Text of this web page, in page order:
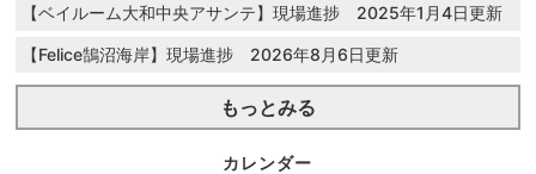
【ベイルーム大和中央アサンテ】現場進捗 2025年1月4日更新
【Felice鵠沼海岸】現場進捗 2026年8月6日更新
もっとみる
カレンダー